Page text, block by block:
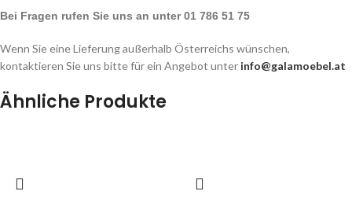
Bei Fragen rufen Sie uns an unter 01 786 51 75
Wenn Sie eine Lieferung außerhalb Österreichs wünschen,
kontaktieren Sie uns bitte für ein Angebot unter info@galamoebel.at
Ähnliche Produkte